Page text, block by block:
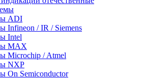
ADI
Infineon / IR / Siemens
Intel
MAX
Microchip / Atmel
NXP
On Semiconductor